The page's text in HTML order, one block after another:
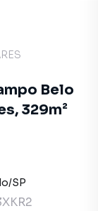
Belo
329m²
/SP